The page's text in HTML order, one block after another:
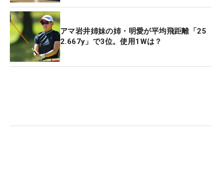
アマ岩井姉妹の姉・明愛が平均飛距離「25
2.667y」で3位。使用1Wは？